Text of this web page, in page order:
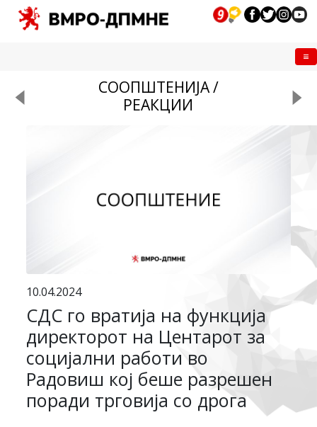
СООПШТЕНИЈА /
РЕАКЦИИ
10.04.2024
СДС го вратија на функција
директорот на Центарот за
социјални работи во
Радовиш кој беше разрешен
поради трговија со дрога